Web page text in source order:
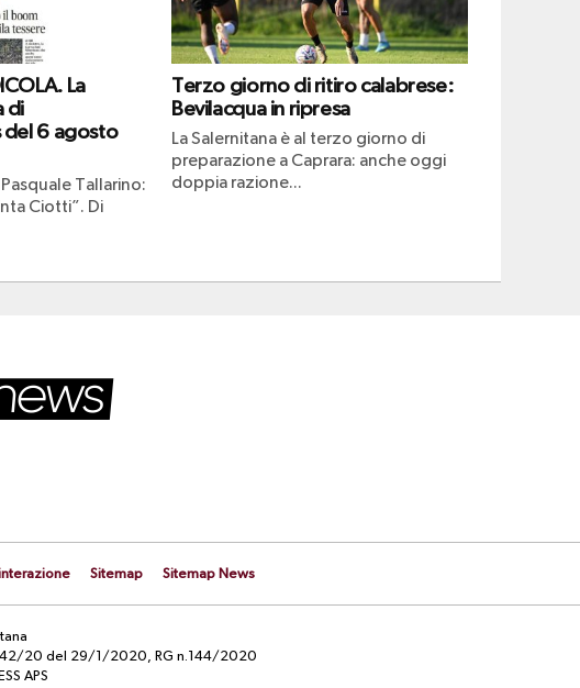
La
di
del 6 agosto
Tallarino:
Ciotti”. Di
Terzo giorno di ritiro calabrese:
Bevilacqua in ripresa
La Salernitana è al terzo giorno di
preparazione a Caprara: anche oggi
doppia razione...
Sitemap Sitemap News
42/20 del 29/1/2020, RG n.144/2020
APS